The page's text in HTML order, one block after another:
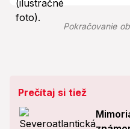
Pokračovanie
Prečítaj si tiež